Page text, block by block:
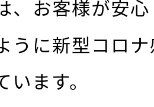
、お客様が安
うに新型コロ
ます。